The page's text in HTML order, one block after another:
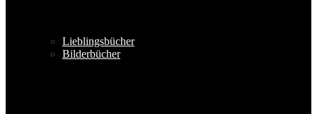
Lieblingsbücher
Bilderbücher